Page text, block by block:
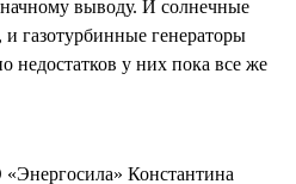
выводу. И солнечные
и газотурбинные генераторы
недостатков у них пока все же
Константина